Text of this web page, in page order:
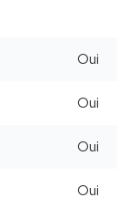
Oui
Oui
Oui
Oui